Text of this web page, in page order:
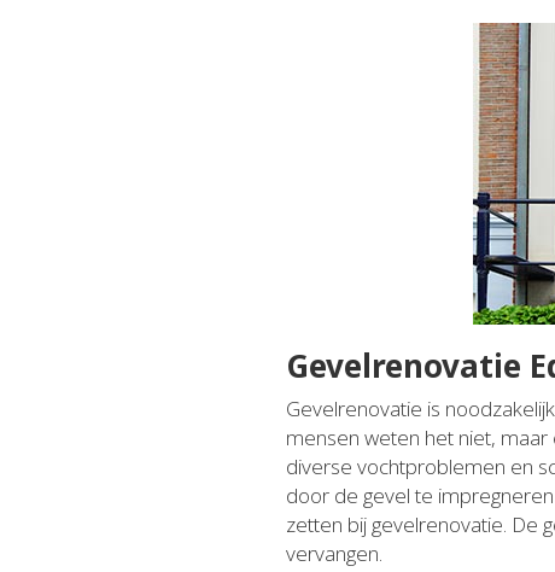
Gevelrenovatie
Gevelrenovatie is
mensen weten het niet,
diverse vochtproblemen en
door de gevel te
zetten bij gevelrenovatie. De
vervangen.